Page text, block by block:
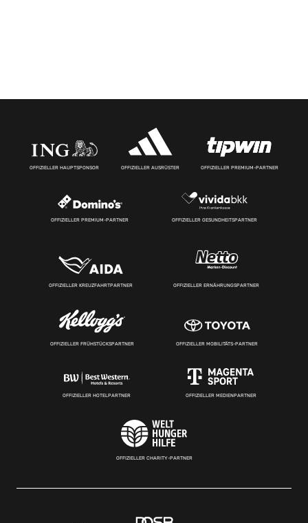
OFFIZIELLER HAUPTSPONSOR OFFIZIELLER AUSRÜSTER OFFIZIELLER PREMIUM-PARTNER
OFFIZIELLER PREMIUM-PARTNER OFFIZIELLER GESUNDHEITSPARTNER
OFFIZIELLER KREUZFAHRTPARTNER OFFIZIELLER ERNÄHRUNGSPARTNER
OFFIZIELLER FRÜHSTÜCKSPARTNER OFFIZIELLER MOBILITÄTS-PARTNER
OFFIZIELLER HOTELPARTNER OFFIZIELLER MEDIENPARTNER
OFFIZIELLER CHARITY-PARTNER